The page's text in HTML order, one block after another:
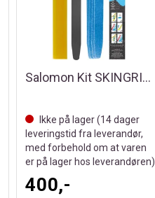
Salomon Kit SKINGRIP 39cm
Ikke på lager (14dager
leveringstid fra leverandør,
med forbehold om at varen
er på lager hos leverandøren)
400,-